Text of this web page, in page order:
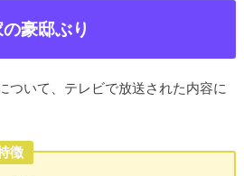
豪邸ぶり
ついて、テレビで放送された内容に
徴